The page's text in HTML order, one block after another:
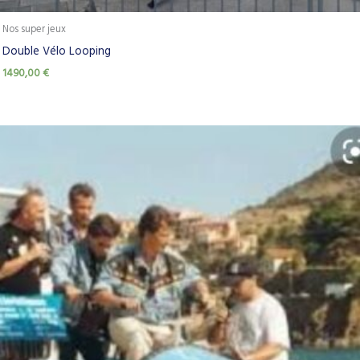
Nos super jeux
Double Vélo Looping
1490,00€